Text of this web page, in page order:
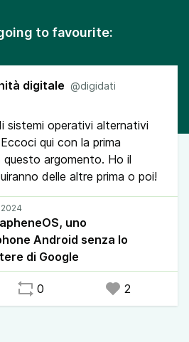
to favourite:
digitale @digidati
sistemi operativi alternativi
qui con la prima
argomento. Ho il
delle altre prima o poi!
uno
Android senza lo
di Google
0 2